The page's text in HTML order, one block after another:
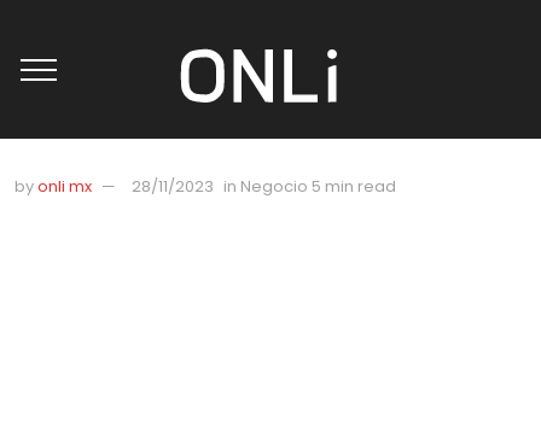
byonli mx 28/11/2023 in Negocio 5 min read